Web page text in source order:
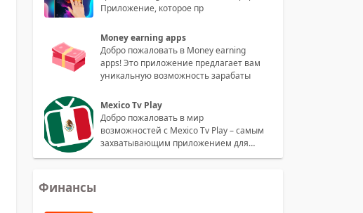
Приложение, которое пр
Money earning apps
Добро пожаловать в Money earning
apps! Это приложение предлагает вам
уникальную возможность зарабаты
Mexico Tv Play
Добро пожаловать в мир
возможностей с Mexico Tv Play – самым
захватывающим приложением для
просмотра
Финансы